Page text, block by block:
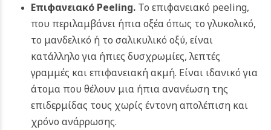
Επιφανειακό Peeling. Το επιφανειακό peeling,
που περιλαμβάνει ήπια οξέα όπως το γλυκολικό,
το μανδελικό ή το σαλικυλικό οξύ, είναι
κατάλληλο για ήπιες δυσχρωμίες, λεπτές
γραμμές και επιφανειακή ακμή. Είναι ιδανικό για
άτομα που θέλουν μια ήπια ανανέωση της
επιδερμίδας τους χωρίς έντονη απολέπιση και
χρόνο ανάρρωσης.